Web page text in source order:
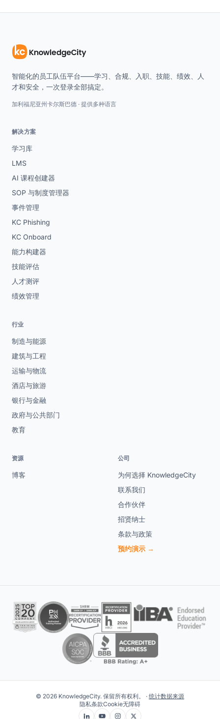
智能化的员工队伍平台——学习、合规、入职、技能、绩效、人
才和安全，一次登录全部搞定。
加利福尼亚州卡尔斯巴德 · 提供多种语言
解决方案
学习库
LMS
AI 课程创建器
SOP 与制度管理器
事件管理
KC Phishing
KC Onboard
能力构建器
技能评估
人才测评
绩效管理
行业
制造与能源
建筑与工程
运输与物流
酒店与旅游
银行与金融
政府与公共部门
教育
资源
博客
公司
为何选择 KnowledgeCity
联系我们
合作伙伴
招贤纳士
条款与政策
预约演示 →
© 2026 KnowledgeCity. 保留所有权利。 · 统计数据来源
隐私条款Cookie无障碍